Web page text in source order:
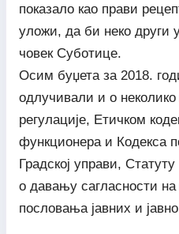
показало као прави
уложи, да би неко други
човек Суботице.
Осим буџета за 2018.
одлучивали и о
регулације, Етичком
функционера и Кодекса
Градској управи,
о давању сагласности
пословања јавних и